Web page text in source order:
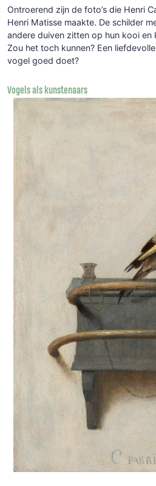
Ontroerend zijn de foto’s die Henri
Henri Matisse maakte. De schilder
andere duiven zitten op hun kooi en
Zou het toch kunnen? Een
vogel goed doet?
Vogels als kunstenaars